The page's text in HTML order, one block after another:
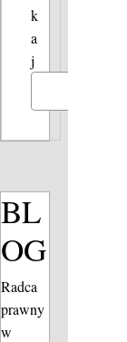
k
a
j
BL
OG
Radca
prawny
w